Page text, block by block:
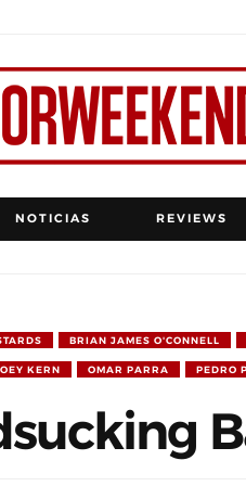
NOTICIAS REVIEWS
BRIAN JAMES O'CONNELL
KERN OMAR PARRA PEDRO